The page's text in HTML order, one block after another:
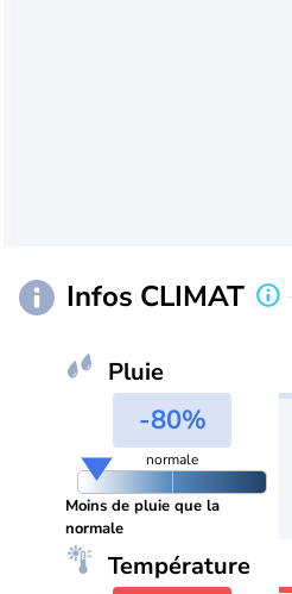
Infos CLIMAT
Pluie
-80%
normale
Moins de pluie que la
normale
Température